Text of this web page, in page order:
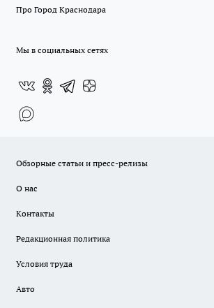
Про Город Краснодара
Мы в социальных сетях
Обзорные статьи и пресс-релизы
О нас
Контакты
Редакционная политика
Условия труда
Авто